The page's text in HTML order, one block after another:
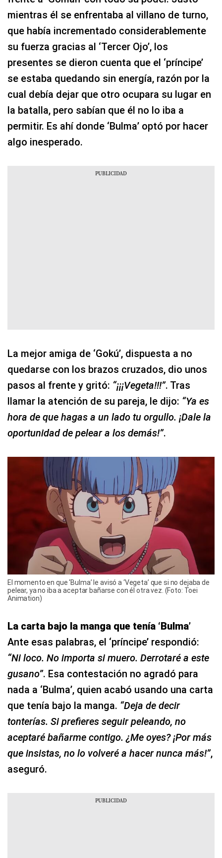
mientras él se enfrentaba al villano de turno,
que había incrementado considerablemente
su fuerza gracias al ‘Tercer Ojo’, los
presentes se dieron cuenta que el ‘príncipe’
se estaba quedando sin energía, razón por la
cual debía dejar que otro ocupara su lugar en
la batalla, pero sabían que él no lo iba a
permitir. Es ahí donde ‘Bulma’ optó por hacer
algo inesperado.
La mejor amiga de ‘Gokú’, dispuesta a no
quedarse con los brazos cruzados, dio unos
pasos al frente y gritó: “¡¡¡Vegeta!!!”. Tras
llamar la atención de su pareja, le dijo: “Ya es
hora de que hagas a un lado tu orgullo. ¡Dale la
oportunidad de pelear a los demás!”.
El momento en que ‘Bulma’ le avisó a ‘Vegeta’ que si no dejaba de
pelear, ya no iba a aceptar bañarse con él otra vez. (Foto: Toei
Animation)
La carta bajo la manga que tenía ‘Bulma’
Ante esas palabras, el ‘príncipe’ respondió:
“Ni loco. No importa si muero. Derrotaré a este
gusano”. Esa contestación no agradó para
nada a ‘Bulma’, quien acabó usando una carta
que tenía bajo la manga. “Deja de decir
tonterías. Si prefieres seguir peleando, no
aceptaré bañarme contigo. ¿Me oyes? ¡Por más
que insistas, no lo volveré a hacer nunca más!”,
aseguró.